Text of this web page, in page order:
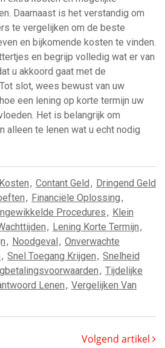
Daarnaast is het verstandig om
te vergelijken om de beste
en bijkomende kosten te vinden.
en begrijp volledig wat er van
u akkoord gaat met de
slot, wees bewust van uw
een lening op korte termijn uw
Het is belangrijk om
alleen te lenen wat u echt nodig
, Contant Geld, Dringend Geld
, Financiële Oplossing,
Procedures, Klein
, Lening Korte Termijn,
, Noodgeval, Onverwachte
, Snel Toegang Krijgen, Snelheid
, Tijdelijke
Lenen, Vergelijken Van
Volgend artikel